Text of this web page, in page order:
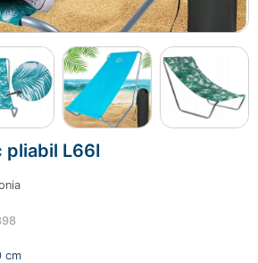
pliabil L66I
cm
Sezlong turistic pliabil L66I
58898
480.00 lei
Finalizează comanda